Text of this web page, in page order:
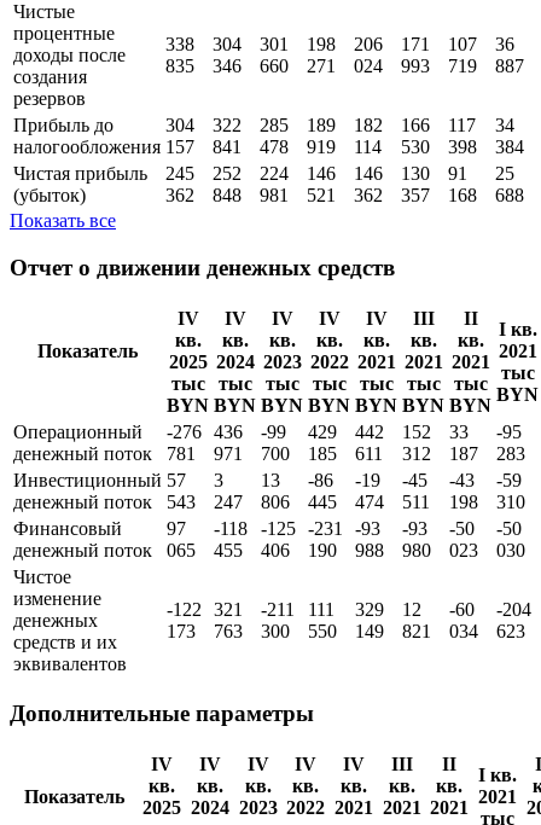
Чистые
процентные
доходы поcле
создания
резервов
338
835
304
346
301
660
198
271
206
024
171
993
107
719
36
887
Прибыль до
налогообложения
304
157
322
841
285
478
189
919
182
114
166
530
117
398
34
384
Чистая прибыль
(убыток)
245
362
252
848
224
981
146
521
146
362
130
357
91
168
25
688
Показать все
Отчет о движении денежных средств
Показатель
IV
кв.
2025
тыс
BYN
IV
кв.
2024
тыс
BYN
IV
кв.
2023
тыс
BYN
IV
кв.
2022
тыс
BYN
IV
кв.
2021
тыс
BYN
III
кв.
2021
тыс
BYN
II
кв.
2021
тыс
BYN
I кв.
2021
тыс
BYN
Операционный
денежный поток
-276
781
436
971
-99
700
429
185
442
611
152
312
33
187
-95
283
Инвестиционный
денежный поток
57
543
3
247
13
806
-86
445
-19
474
-45
511
-43
198
-59
310
Финансовый
денежный поток
97
065
-118
455
-125
406
-231
190
-93
988
-93
980
-50
023
-50
030
Чистое
изменение
денежных
средств и их
эквивалентов
-122
173
321
763
-211
300
111
550
329
149
12
821
-60
034
-204
623
Дополнительные параметры
Показатель
IV
кв.
2025
IV
кв.
2024
IV
кв.
2023
IV
кв.
2022
IV
кв.
2021
III
кв.
2021
II
кв.
2021
I кв.
2021
тыс